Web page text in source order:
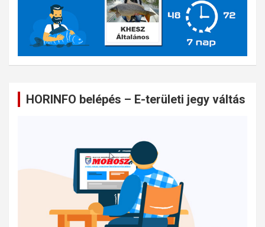
HORINFO belépés – E-területi jegy váltás